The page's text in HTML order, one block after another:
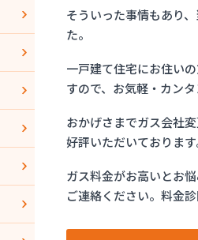
そういった事情もあり
た。
一戸建て住宅にお住い
すので、お気軽・カン
おかげさまでガス会社
好評いただいております
ガス料金がお高いとお
ご連絡ください。料金